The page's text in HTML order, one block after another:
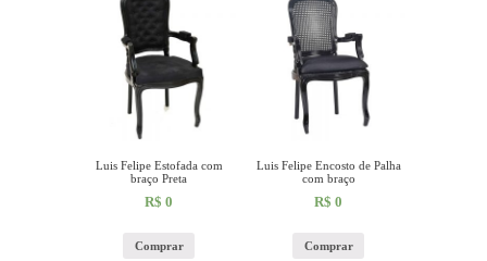
Luis Felipe Estofada com
braço Preta
R$ 0
Comprar
Luis Felipe Encosto de Palha
com braço
R$ 0
Comprar